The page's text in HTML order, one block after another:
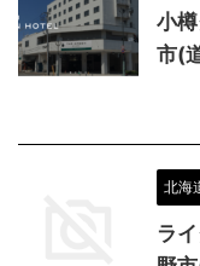
小
市(
北海
ラ